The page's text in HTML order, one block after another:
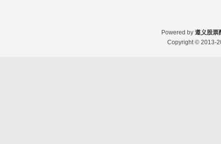
Powered by 遵义股票
Copyright© 2013-